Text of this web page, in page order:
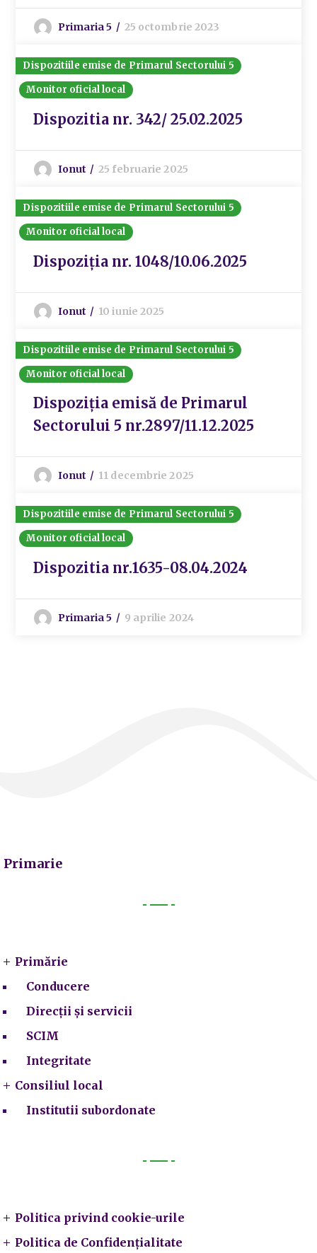
Primaria 5 25 octombrie 2023
Dispozitiile emise de Primarul Sectorului 5
Monitor oficial local
Dispozitia nr. 342/ 25.02.2025
Ionut 25 februarie 2025
Dispozitiile emise de Primarul Sectorului 5
Monitor oficial local
Dispoziția nr. 1048/10.06.2025
Ionut 10 iunie 2025
Dispozitiile emise de Primarul Sectorului 5
Monitor oficial local
Dispoziția emisă de Primarul
Sectorului 5 nr.2897/11.12.2025
Ionut 11 decembrie 2025
Dispozitiile emise de Primarul Sectorului 5
Monitor oficial local
Dispozitia nr.1635-08.04.2024
Primaria 5 9 aprilie 2024
Primarie
Primărie
Conducere
Direcții și servicii
SCIM
Integritate
Consiliul local
Institutii subordonate
Politica privind cookie-urile
Politica de Confidențialitate